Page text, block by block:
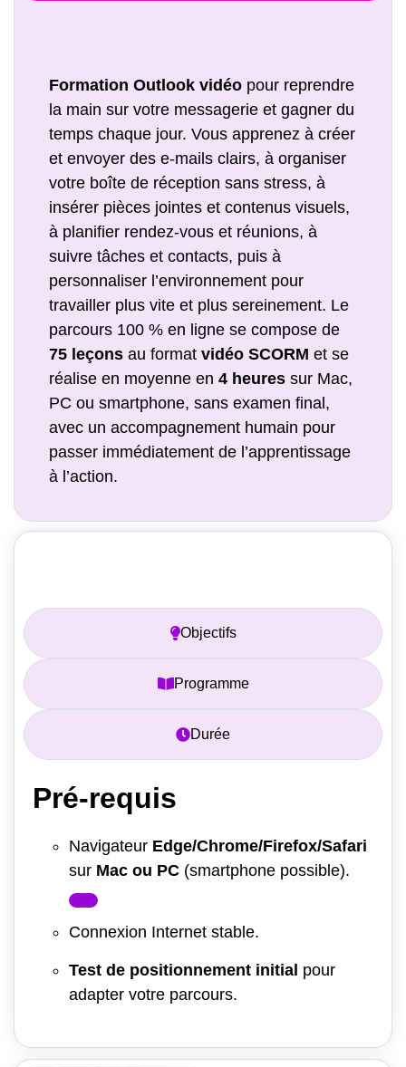
Formation Outlook vidéopour reprendre
la main sur votre messagerie et gagner du
temps chaque jour. Vous apprenez à créer
et envoyer des e-mails clairs, à organiser
votre boîte de réception sans stress, à
insérer pièces jointes et contenus visuels,
à planifier rendez-vous et réunions, à
suivre tâches et contacts, puis à
personnaliser l’environnement pour
travailler plus vite et plus sereinement. Le
parcours 100 % en ligne se compose de
75 leçonsau format vidéo SCORM et se
réalise en moyenne en 4 heuressur Mac,
PC ou smartphone, sans examen final,
avec un accompagnement humain pour
passer immédiatement de l’apprentissage
à l’action.
Objectifs
Programme
Durée
Pré-requis
Navigateur Edge/Chrome/Firefox/Safari
sur Mac ou PC (smartphone possible).
Connexion Internet stable.
Test de positionnement initial pour
adapter votre parcours.